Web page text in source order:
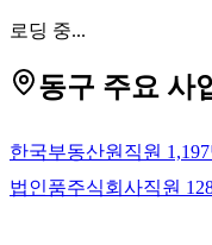
로딩 중...
동구 주요 사
한국부동산원 직원 1,197
법인품주식회사직원